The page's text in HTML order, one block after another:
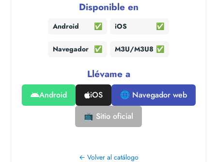
Disponible en
Android ✅ iOS ✅
Navegador ✅ M3U/M3U8 ✅
Llévame a
Android iOS
🌐 Navegador web
📺 Sitio oficial
← Volver al catálogo